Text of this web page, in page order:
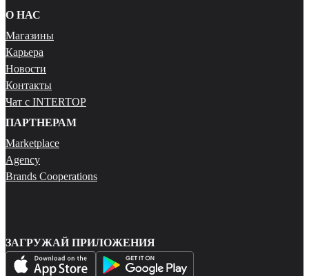
О НАС
Магазины
Карьера
Новости
Контакты
Чат с INTERTOP
ПАРТНЕРАМ
Marketplace
Agency
Brands Cooperations
ЗАГРУЖАЙ ПРИЛОЖЕНИЯ